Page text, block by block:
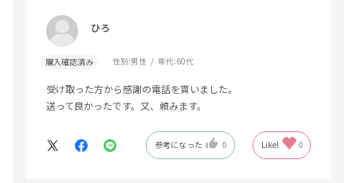
ひろ
購入確認済み 性別:男性 年代:60代
受け取った方から感謝の電話を貰いました。
送って良かったです。又、頼みます。
参考になった 0 Like! 0